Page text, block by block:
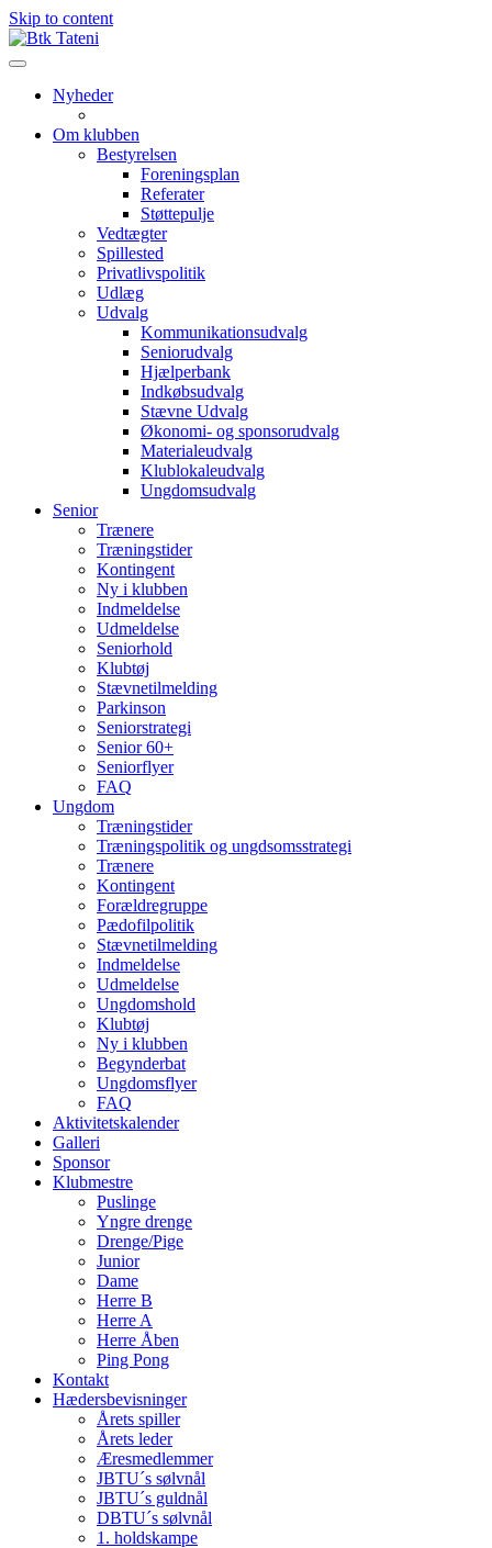
Skip to content
Nyheder
Om klubben
Bestyrelsen
Foreningsplan
Referater
Støttepulje
Vedtægter
Spillested
Privatlivspolitik
Udlæg
Udvalg
Kommunikationsudvalg
Seniorudvalg
Hjælperbank
Indkøbsudvalg
Stævne Udvalg
Økonomi- og sponsorudvalg
Materialeudvalg
Klublokaleudvalg
Ungdomsudvalg
Senior
Trænere
Træningstider
Kontingent
Ny i klubben
Indmeldelse
Udmeldelse
Seniorhold
Klubtøj
Stævnetilmelding
Parkinson
Seniorstrategi
Senior 60+
Seniorflyer
FAQ
Ungdom
Træningstider
Træningspolitik og ungdsomsstrategi
Trænere
Kontingent
Forældregruppe
Pædofilpolitik
Stævnetilmelding
Indmeldelse
Udmeldelse
Ungdomshold
Klubtøj
Ny i klubben
Begynderbat
Ungdomsflyer
FAQ
Aktivitetskalender
Galleri
Sponsor
Klubmestre
Puslinge
Yngre drenge
Drenge/Pige
Junior
Dame
Herre B
Herre A
Herre Åben
Ping Pong
Kontakt
Hædersbevisninger
Årets spiller
Årets leder
Æresmedlemmer
JBTU´s sølvnål
JBTU´s guldnål
DBTU´s sølvnål
1. holdskampe